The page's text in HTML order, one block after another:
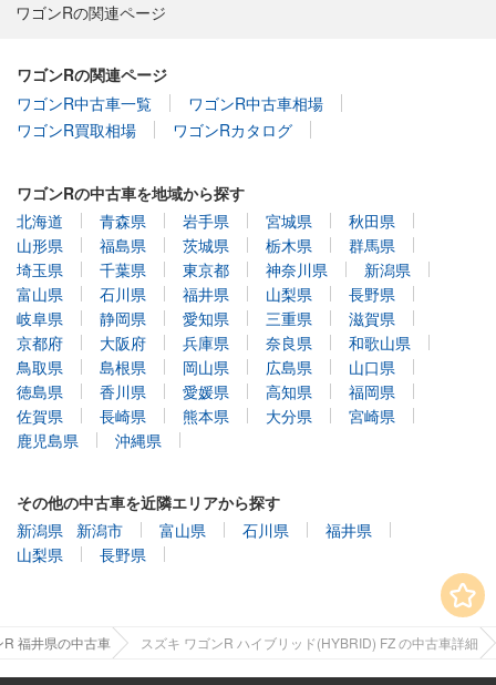
ワゴンRの関連ページ
ワゴンRの関連ページ
ワゴンR中古車一覧
ワゴンR中古車相場
ワゴンR買取相場
ワゴンRカタログ
ワゴンRの中古車を地域から探す
北海道
青森県 岩手県 宮城県
秋田県
山形県
福島県 茨城県 栃木県
群馬県
埼玉県
千葉県 東京都 神奈川県
新潟県
富山県
石川県 福井県 山梨県
長野県
岐阜県
静岡県 愛知県 三重県
滋賀県
京都府
大阪府 兵庫県 奈良県
和歌山県
鳥取県
島根県 岡山県 広島県
山口県
徳島県
香川県 愛媛県 高知県
福岡県
佐賀県
長崎県 熊本県 大分県
宮崎県
鹿児島県
沖縄県
その他の中古車を近隣エリアから探す
新潟県
新潟市 富山県 石川県
福井県
山梨県
長野県
R 福井県の中古車 スズキ ワゴンR ハイブリッド(HYBRID) FZ の中古車詳細